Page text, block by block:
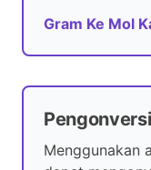
Gram Ke Mol
Menggunakan